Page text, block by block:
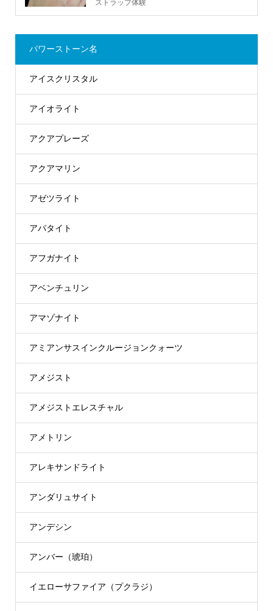
ストラップ体験
パワーストーン名
アイスクリスタル
アイオライト
アクアプレーズ
アクアマリン
アゼツライト
アパタイト
アフガナイト
アベンチュリン
アマゾナイト
アミアンサスインクルージョンクォーツ
アメジスト
アメジストエレスチャル
アメトリン
アレキサンドライト
アンダリュサイト
アンデシン
アンバー（琥珀）
イエローサファイア（プクラジ）